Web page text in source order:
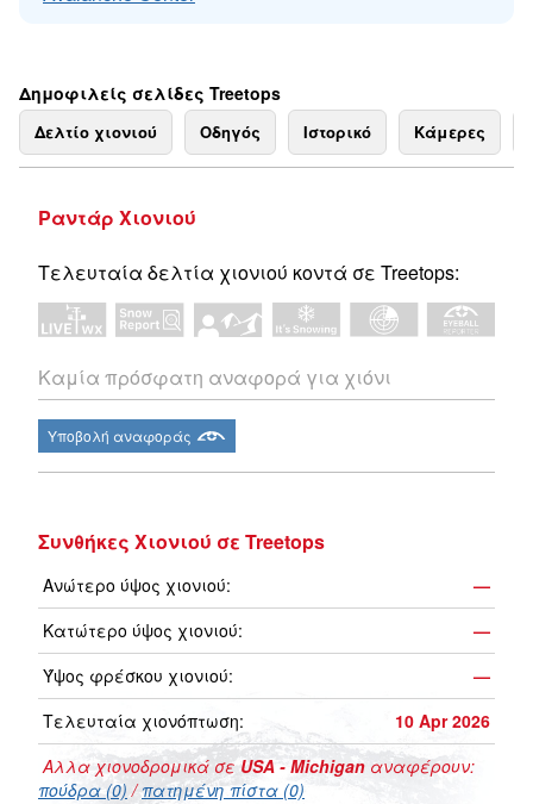
Δημοφιλείς σελίδες Treetops
Δελτίο χιονιού Οδηγός Ιστορικό Κάμερες
Ραντάρ Χιονιού
Τελευταία δελτία χιονιού κοντά σε Treetops:
Καμία πρόσφατη αναφορά για χιόνι
Υποβολή αναφοράς
Συνθήκες Χιονιού σε Treetops
Ανώτερο ύψος χιονιού:
—
Κατώτερο ύψος χιονιού:
—
Ύψος φρέσκου χιονιού:
—
Τελευταία χιονόπτωση:
10 Apr 2026
Αλλα χιονοδρομικά σεUSA - Michigan αναφέρουν:
πούδρα (0) /πατημένη πίστα (0)